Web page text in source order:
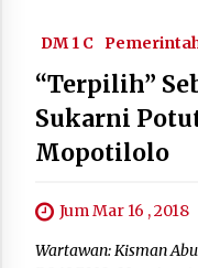
DM 1 C
“Terpilih”
Sukarni
Mopotilolo
Jum Mar 16 , 2018
Wartawan: Kisman